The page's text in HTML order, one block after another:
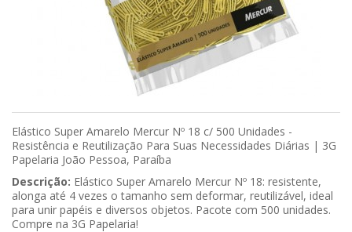
Elástico Super Amarelo Mercur Nº 18 c/ 500 Unidades -
Resistência e Reutilização Para Suas Necessidades Diárias | 3G
Papelaria João Pessoa, Paraíba
Descrição: Elástico Super Amarelo Mercur Nº 18: resistente,
alonga até 4 vezes o tamanho sem deformar, reutilizável, ideal
para unir papéis e diversos objetos. Pacote com 500 unidades.
Compre na 3G Papelaria!